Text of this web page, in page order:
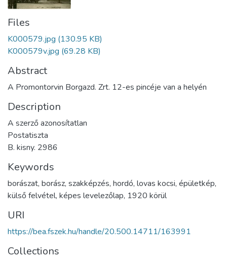
Files
K000579.jpg (130.95 KB)
K000579v.jpg (69.28 KB)
Abstract
A Promontorvin Borgazd. Zrt. 12-es pincéje van a helyén
Description
A szerző azonosítatlan
Postatiszta
B. kisny. 2986
Keywords
borászat, borász, szakképzés, hordó, lovas kocsi, épületkép,
külső felvétel, képes levelezőlap, 1920 körül
URI
https://bea.fszek.hu/handle/20.500.14711/163991
Collections